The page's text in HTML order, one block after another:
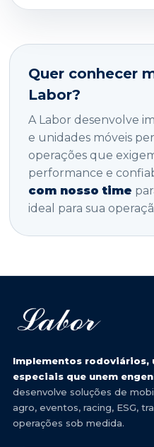
Quer conhecer
Labor?
A Labor desenvolve
e unidades móveis
operações que
performance e
com nosso time
ideal para sua
Implementos rodoviários,
especiais que unem
desenvolve soluções de
agro, eventos, racing, ESG,
operações sob medida.